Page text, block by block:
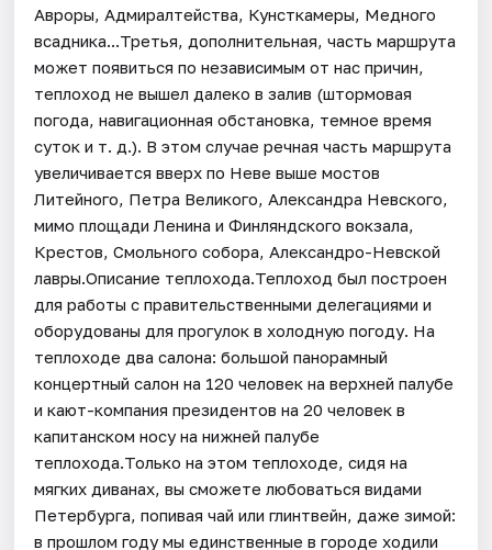
Авроры, Адмиралтейства, Кунсткамеры, Медного
всадника...Третья, дополнительная, часть маршрута
может появиться по независимым от нас причин,
теплоход не вышел далеко в залив (штормовая
погода, навигационная обстановка, темное время
суток и т. д.). В этом случае речная часть маршрута
увеличивается вверх по Неве выше мостов
Литейного, Петра Великого, Александра Невского,
мимо площади Ленина и Финляндского вокзала,
Крестов, Смольного собора, Александро-Невской
лавры.Описание теплохода.Теплоход был построен
для работы с правительственными делегациями и
оборудованы для прогулок в холодную погоду. На
теплоходе два салона: большой панорамный
концертный салон на 120 человек на верхней палубе
и кают-компания президентов на 20 человек в
капитанском носу на нижней палубе
теплохода.Только на этом теплоходе, сидя на
мягких диванах, вы сможете любоваться видами
Петербурга, попивая чай или глинтвейн, даже зимой:
в прошлом году мы единственные в городе ходили